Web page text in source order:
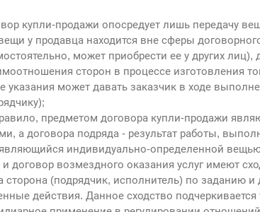
купли-продажи опосредует лишь передачу
у продавца находится вне сферы
может приобрести ее у других лиц),
сторон в процессе изготовления
указания может давать заказчик в ходе
предметом договора купли-продажи
а договора подряда - результат работы,
индивидуально-определенной
договор возмездного оказания услуг имеют
сторона (подрядчик, исполнитель) по заданию и
действия. Данное сходство